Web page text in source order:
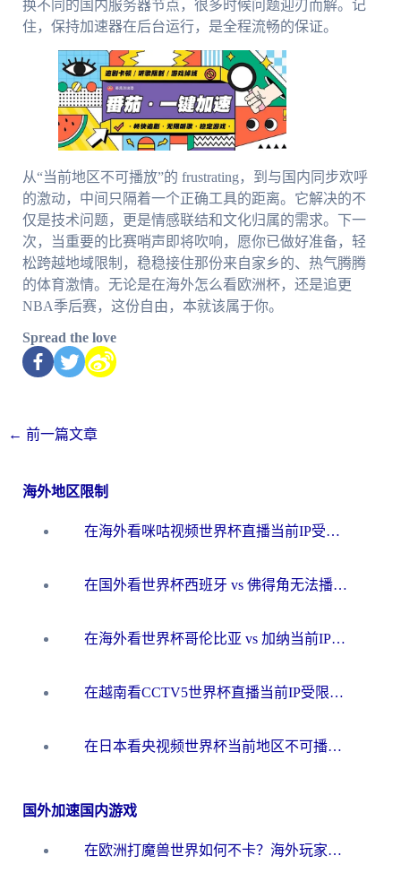
换不同的国内服务器节点，很多时候问题迎刃而解。记
住，保持加速器在后台运行，是全程流畅的保证。
从“当前地区不可播放”的 frustrating，到与国内同步欢呼
的激动，中间只隔着一个正确工具的距离。它解决的不
仅是技术问题，更是情感联结和文化归属的需求。下一
次，当重要的比赛哨声即将吹响，愿你已做好准备，轻
松跨越地域限制，稳稳接住那份来自家乡的、热气腾腾
的体育激情。无论是在海外怎么看欧洲杯，还是追更
NBA季后赛，这份自由，本就该属于你。
Spread the love
← 前一篇文章
海外地区限制
在海外看咪咕视频世界杯直播当前IP受限制？这篇指南帮你搞定所有体育赛事观看难题
在国外看世界杯西班牙 vs 佛得角无法播放？这篇指南帮你解锁所有中文体育直播
在海外看世界杯哥伦比亚 vs 加纳当前IP受限制？这篇指南帮你流畅看中文解说赛事
在越南看CCTV5世界杯直播当前IP受限制？海外党体育观赛终极指南来了
在日本看央视频世界杯当前地区不可播放？海外党体育观赛终极指南
国外加速国内游戏
在欧洲打魔兽世界如何不卡？海外玩家的国服游戏加速终极攻略